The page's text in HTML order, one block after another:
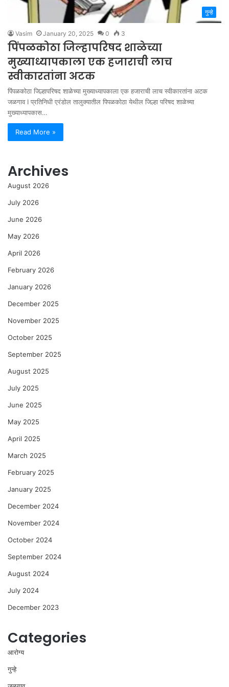
गुन्हे
Vasim January 20, 2025 0 3
पिंपळकोठा जिल्हापरिषद शाळेच्या
मुख्याध्यापकाला एक हजाराची लाच
स्वीकारतांना अटक
पिंपळकोठा जिल्हापरिषद शाळेच्या मुख्याध्यापकाला एक हजाराची लाच स्वीकारतांना अटक
जळगाव I प्रतिनिधी एरंडोल तालुक्यातील पिपळकोठा येथील जिल्हा परिषद शाळेच्या
मुख्याध्यापकास…
Read More »
Archives
August 2026
July 2026
June 2026
May 2026
April 2026
February 2026
January 2026
December 2025
November 2025
October 2025
September 2025
August 2025
July 2025
June 2025
May 2025
April 2025
March 2025
February 2025
January 2025
December 2024
November 2024
October 2024
September 2024
August 2024
July 2024
December 2023
Categories
आरोग्य
गुन्हे